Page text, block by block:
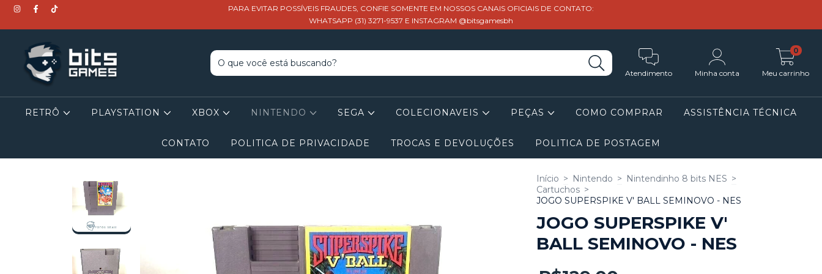
PARA EVITAR POSSÍVEIS FRAUDES, CONFIE SOMENTE EM NOSSOS CANAIS OFICIAIS DE CONTATO:
WHATSAPP (31) 3271-9537 E INSTAGRAM @bitsgamesbh
Atendimento Minha conta Meu carrinho
0
RETRÔ PLAYSTATION XBOX NINTENDO SEGA COLECIONAVEIS PEÇAS COMO COMPRAR ASSISTÊNCIA TÉCNICA
CONTATO POLITICA DE PRIVACIDADE TROCAS E DEVOLUÇÕES POLITICA DE POSTAGEM
Início > Nintendo > Nintendinho 8 bits NES >
Cartuchos >
JOGO SUPERSPIKE V' BALL SEMINOVO - NES
JOGO SUPERSPIKE V'
BALL SEMINOVO - NES